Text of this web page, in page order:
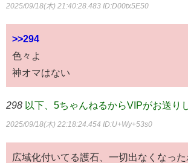
2025/09/18(木) 21:40:28.483 ID:D00tx5E50
>>294
色々よ
神オマはない
298 以下、5ちゃんねるからVIPがお送り
2025/09/18(木) 22:18:24.454 ID:U+Wy+53s0
広域化付いてる護石、一切出なくなった